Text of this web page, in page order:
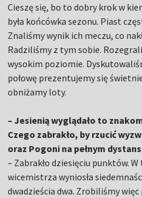
Cieszę się, bo to dobry krok w
była końcówka sezonu. Piast
Znaliśmy wynik ich meczu, co
Radziliśmy z tym sobie.
wysokim poziomie.
połowę prezentujemy się
obniżamy loty.
– Jesienią wyglądało to
Czego zabrakło, by rzucić
oraz Pogoni na pełnym
– Zabrakło dziesięciu punktów.
wicemistrza wyniosła
dwadzieścia dwa. Zrobiliśmy